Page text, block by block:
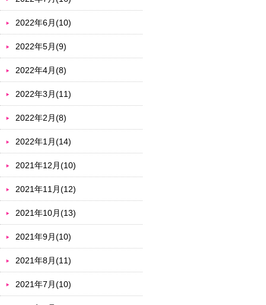
2022年6月(10)
2022年5月(9)
2022年4月(8)
2022年3月(11)
2022年2月(8)
2022年1月(14)
2021年12月(10)
2021年11月(12)
2021年10月(13)
2021年9月(10)
2021年8月(11)
2021年7月(10)